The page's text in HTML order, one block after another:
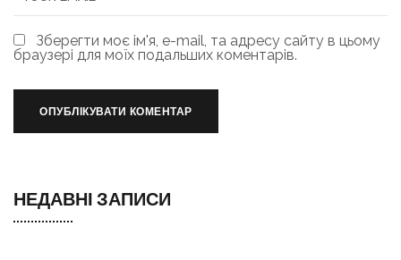
Зберегти моє ім'я, e-mail, та адресу сайту в цьому
браузері для моїх подальших коментарів.
НЕДАВНІ ЗАПИСИ